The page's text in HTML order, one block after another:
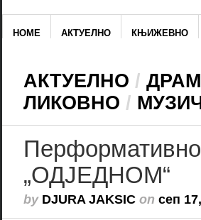
HOME АКТУЕЛНО КЊИЖЕВНО
АКТУЕЛНО /
ЛИКОВНО /
„ОДЈЕДНОМ“
by DJURA JAKSICon сеп